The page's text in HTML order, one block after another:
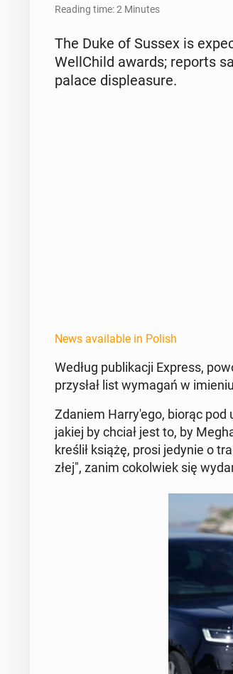
Reading time: 2 Minutes
The Duke of Sussex is
Well­Child awards; reports
palace dis­plea­sure.
News available in Polish
Według pub­likacji Express,
przysłał list wymagań w
Zdaniem Har­ry'ego, biorąc pod
jakiej by chciał jest to, by
kreślił książę, prosi jedynie o
złej", zanim cokol­wiek się